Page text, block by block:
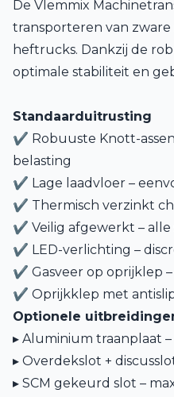
De Vlemmix
transporteren van zware
heftrucks. Dankzij de
optimale stabiliteit en
Standaarduitrusting
✔ Robuuste Knott-
belasting
✔ Lage laadvloer –
✔ Thermisch verzinkt
✔ Veilig afgewerkt – alle
✔ LED-verlichting –
✔ Gasveer op oprijklep
✔ Oprijkklep met
Optionele
▸ Aluminium traanplaat
▸ Overdekslot +
▸ SCM gekeurd slot –